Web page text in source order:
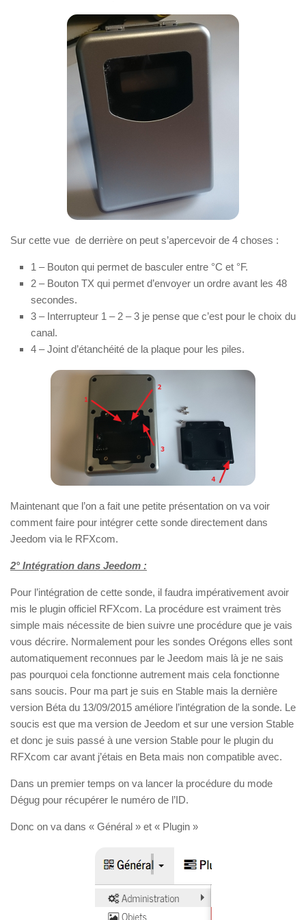
Sur cette vue de derrière on peut s’apercevoir de 4 choses :
1 – Bouton qui permet de basculer entre °C et °F.
2 – Bouton TX qui permet d’envoyer un ordre avant les 48
secondes.
3 – Interrupteur 1 – 2 – 3 je pense que c’est pour le choix du
canal.
4 – Joint d’étanchéité de la plaque pour les piles.
Maintenant que l’on a fait une petite présentation on va voir
comment faire pour intégrer cette sonde directement dans
Jeedom via le RFXcom.
2° Intégration dans Jeedom :
Pour l’intégration de cette sonde, il faudra impérativement avoir
mis le plugin officiel RFXcom. La procédure est vraiment très
simple mais nécessite de bien suivre une procédure que je vais
vous décrire. Normalement pour les sondes Orégons elles sont
automatiquement reconnues par le Jeedom mais là je ne sais
pas pourquoi cela fonctionne autrement mais cela fonctionne
sans soucis. Pour ma part je suis en Stable mais la dernière
version Béta du 13/09/2015 améliore l’intégration de la sonde. Le
soucis est que ma version de Jeedom et sur une version Stable
et donc je suis passé à une version Stable pour le plugin du
RFXcom car avant j’étais en Beta mais non compatible avec.
Dans un premier temps on va lancer la procédure du mode
Dégug pour récupérer le numéro de l’ID.
Donc on va dans « Général » et « Plugin »